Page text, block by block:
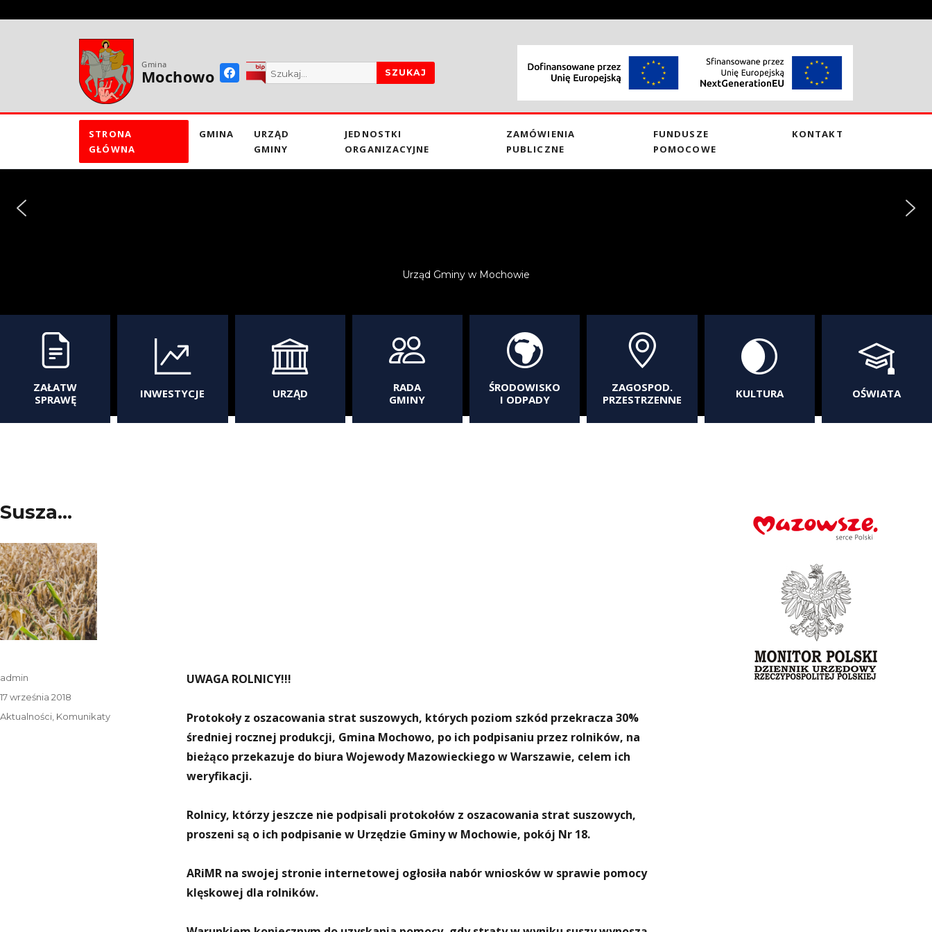
treści
Urząd Gminy w Mochowie
Gmina
Mochowo SZUKAJ
STRONA
GŁÓWNA
GMINA
URZĄD
GMINY
JEDNOSTKI
ORGANIZACYJNE
ZAMÓWIENIA
PUBLICZNE
FUNDUSZE
POMOCOWE
KONTAKT
ZAŁATW
SPRAWĘ
INWESTYCJE URZĄD
RADA
GMINY
ŚRODOWISKO
I ODPADY
ZAGOSPOD.
PRZESTRZENNE
KULTURA OŚWIATA
Susza…
UWAGA ROLNICY!!!
Protokoły z oszacowania strat suszowych, których poziom szkód przekracza 30%
średniej rocznej produkcji, Gmina Mochowo, po ich podpisaniu przez rolników, na
bieżąco przekazuje do biura Wojewody Mazowieckiego w Warszawie, celem ich
weryfikacji.
Rolnicy, którzy jeszcze nie podpisali protokołów z oszacowania strat suszowych,
proszeni są o ich podpisanie w Urzędzie Gminy w Mochowie, pokój Nr 18.
ARiMR na swojej stronie internetowej ogłosiła nabór wniosków w sprawie pomocy
klęskowej dla rolników.
Autor
admin
Data
publikacji
17 września 2018
Kategorie
Aktualności, Komunikaty